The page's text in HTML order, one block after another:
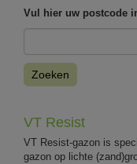
Vul hier uw postcode
Zoeken
VT Resist
VT Resist-gazon is
gazon op lichte